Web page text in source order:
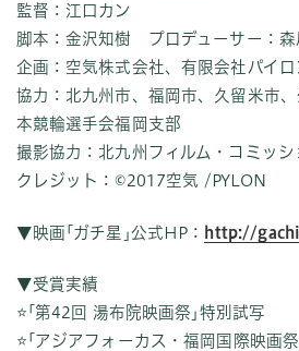
監督：江口カン
脚本：金沢知樹 プロデューサー：森
企画：空気株式会社、有限会社パイロ
協力：北九州市、福岡市、久留米市
本競輪選手会福岡支部
撮影協力：北九州フィルム・コミッシ
クレジット：©2017空気 /PYLON
▼映画｢ガチ星｣公式HP： http://
▼受賞実績
⭐️｢第42回 湯布院映画祭｣特別試写
⭐️｢アジアフォーカス・福岡国際映画